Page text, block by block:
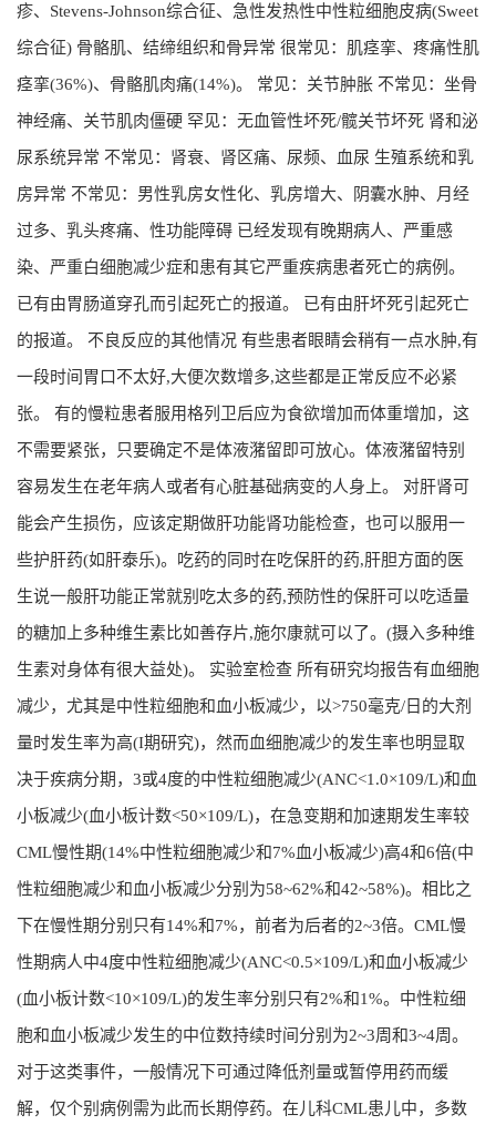
疹、Stevens-Johnson综合征、急性发热性中性粒细胞皮病(Sweet
综合征) 骨骼肌、结缔组织和骨异常 很常见：肌痉挛、疼痛性肌
痉挛(36%)、骨骼肌肉痛(14%)。 常见：关节肿胀 不常见：坐骨
神经痛、关节肌肉僵硬 罕见：无血管性坏死/髋关节坏死 肾和泌
尿系统异常 不常见：肾衰、肾区痛、尿频、血尿 生殖系统和乳
房异常 不常见：男性乳房女性化、乳房增大、阴囊水肿、月经
过多、乳头疼痛、性功能障碍 已经发现有晚期病人、严重感
染、严重白细胞减少症和患有其它严重疾病患者死亡的病例。
已有由胃肠道穿孔而引起死亡的报道。 已有由肝坏死引起死亡
的报道。 不良反应的其他情况 有些患者眼睛会稍有一点水肿,有
一段时间胃口不太好,大便次数增多,这些都是正常反应不必紧
张。 有的慢粒患者服用格列卫后应为食欲增加而体重增加，这
不需要紧张，只要确定不是体液潴留即可放心。体液潴留特别
容易发生在老年病人或者有心脏基础病变的人身上。 对肝肾可
能会产生损伤，应该定期做肝功能肾功能检查，也可以服用一
些护肝药(如肝泰乐)。吃药的同时在吃保肝的药,肝胆方面的医
生说一般肝功能正常就别吃太多的药,预防性的保肝可以吃适量
的糖加上多种维生素比如善存片,施尔康就可以了。(摄入多种维
生素对身体有很大益处)。 实验室检查 所有研究均报告有血细胞
减少，尤其是中性粒细胞和血小板减少，以>750毫克/日的大剂
量时发生率为高(I期研究)，然而血细胞减少的发生率也明显取
决于疾病分期，3或4度的中性粒细胞减少(ANC<1.0×109/L)和血
小板减少(血小板计数<50×109/L)，在急变期和加速期发生率较
CML慢性期(14%中性粒细胞减少和7%血小板减少)高4和6倍(中
性粒细胞减少和血小板减少分别为58~62%和42~58%)。相比之
下在慢性期分别只有14%和7%，前者为后者的2~3倍。CML慢
性期病人中4度中性粒细胞减少(ANC<0.5×109/L)和血小板减少
(血小板计数<10×109/L)的发生率分别只有2%和1%。中性粒细
胞和血小板减少发生的中位数持续时间分别为2~3周和3~4周。
对于这类事件，一般情况下可通过降低剂量或暂停用药而缓
解，仅个别病例需为此而长期停药。在儿科CML患儿中，多数